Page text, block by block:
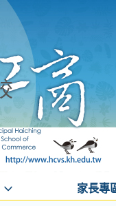
家長專